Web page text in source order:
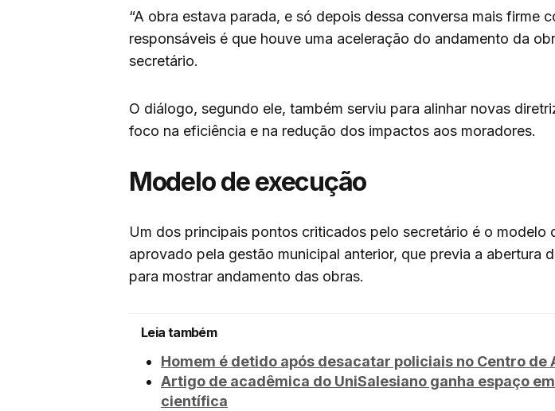
“A obra estava parada, e só depois dessa conversa mais firme
responsáveis é que houve uma aceleração do andamento da
secretário.
O diálogo, segundo ele, também serviu para alinhar novas
foco na eficiência e na redução dos impactos aos moradores.
Modelo de execução
Um dos principais pontos criticados pelo secretário é o modelo
aprovado pela gestão municipal anterior, que previa a abertura
para mostrar andamento das obras.
Leia também
Homem é detido após desacatar policiais no Centro de
Artigo de acadêmica do UniSalesiano ganha espaço
científica